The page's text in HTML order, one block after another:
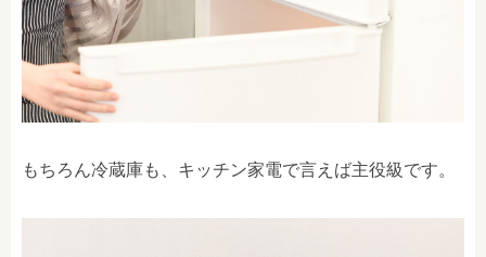
もちろん冷蔵庫も、キッチン家電で言えば主役級です。